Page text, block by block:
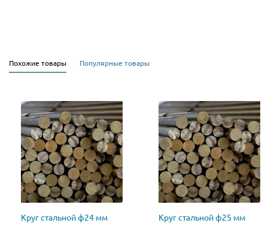
Похожие товары Популярные товары
Круг стальной ф24 мм Круг стальной ф25 мм